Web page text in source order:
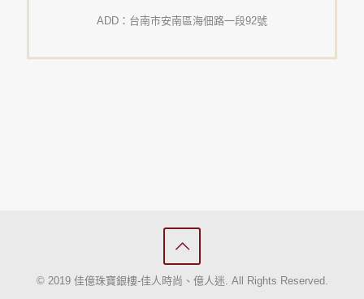
ADD：台南市安南區海佃路一段92號
© 2019 佳億珠寶銀樓-佳人時尚、億人迷. All Rights Reserved.